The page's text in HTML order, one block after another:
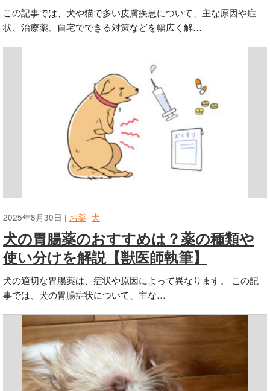
この記事では、犬や猫で多い皮膚疾患について、主な原因や症
状、治療薬、自宅でできる対策などを幅広く解…
2025年8月30日 | お薬 犬
犬の胃腸薬のおすすめは？薬の種類や
使い分けを解説【獣医師執筆】
犬の適切な胃腸薬は、症状や原因によって異なります。 この記
事では、犬の胃腸症状について、主な…